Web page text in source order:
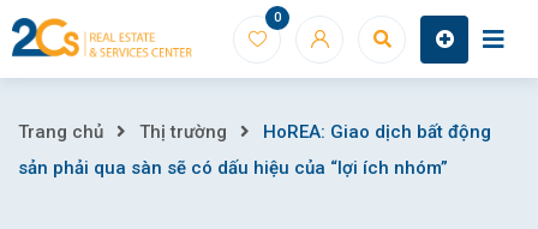
Skip
to
0
HoREA:
Trang chủ Thị trường
HoREA: Giao dịch bất động
sản phải qua sàn sẽ có dấu hiệu của “lợi ích nhóm”